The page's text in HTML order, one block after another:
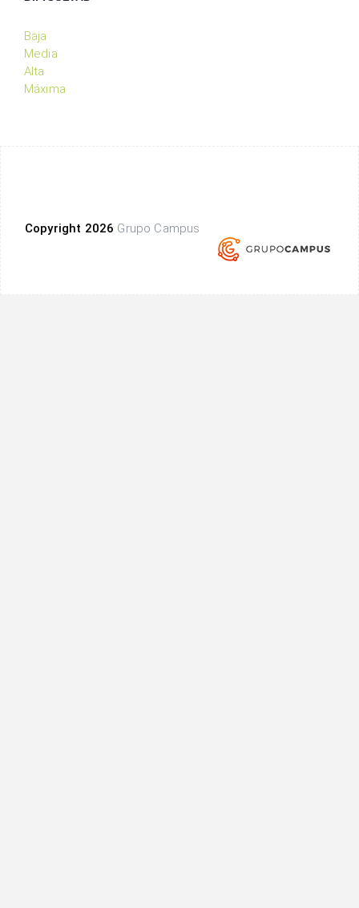
Baja
Media
Alta
Máxima
Copyright 2026 Grupo Campus